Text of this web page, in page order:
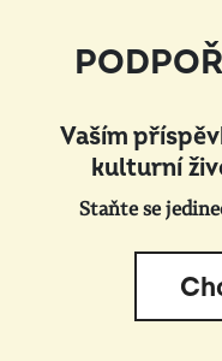
Vaším
kulturní
Staňte se